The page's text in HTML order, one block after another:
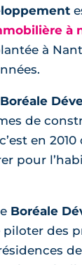
à
à
Boréale
de
en 2010
pour
Boréale
des